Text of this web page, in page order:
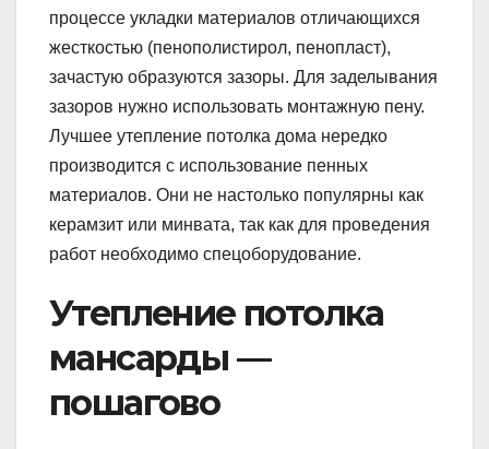
процессе укладки материалов отличающихся
жесткостью (пенополистирол, пенопласт),
зачастую образуются зазоры. Для заделывания
зазоров нужно использовать монтажную пену.
Лучшее утепление потолка дома нередко
производится с использование пенных
материалов. Они не настолько популярны как
керамзит или минвата, так как для проведения
работ необходимо спецоборудование.
Утепление потолка
мансарды —
пошагово